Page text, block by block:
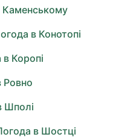
Каменському
в Конотопі
Коропі
Ровно
Шполі
в Шостці